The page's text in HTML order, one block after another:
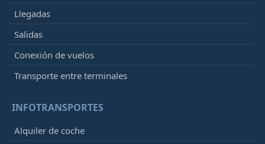
Llegadas
Salidas
Conexión de vuelos
Transporte entre terminales
INFOTRANSPORTES
Alquiler de coche